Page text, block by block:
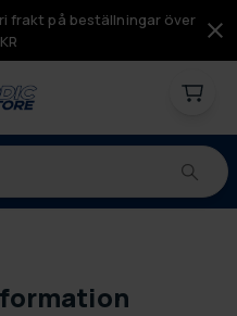
frakt på beställningar över